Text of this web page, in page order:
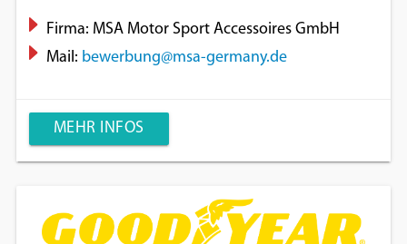
Firma: MSA Motor Sport Accessoires GmbH
Mail: bewerbung@msa-germany.de
MEHR INFOS
können, werden von diesen externen
Medien Cookies gesetzt.
YouTube
Google Maps